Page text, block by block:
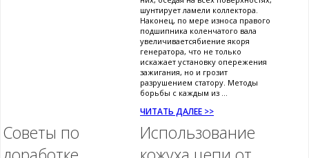
шунтирует ламели коллектора.
Наконец, по мере износа правого
подшипника коленчатого вала
увеличиваетсябиение якоря
генератора, что не только
искажает установку опережения
зажигания, но и грозит
разрушением статору. Методы
борьбы с каждым из ...
ЧИТАТЬ ДАЛЕЕ >>
Советы по
Использование